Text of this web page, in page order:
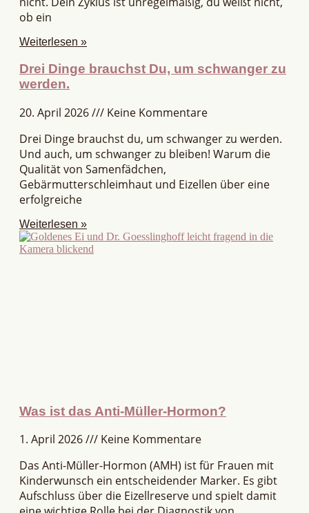
ob ein
Weiterlesen »
Drei Dinge brauchst Du, um schwanger zu
werden.
20. April 2026
Keine Kommentare
Drei Dinge brauchst du, um schwanger zu werden.
Und auch, um schwanger zu bleiben! Warum die
Qualität von Samenfädchen,
Gebärmutterschleimhaut und Eizellen über eine
erfolgreiche
Weiterlesen »
Was ist das Anti-Müller-Hormon?
1. April 2026
Keine Kommentare
Das Anti-Müller-Hormon (AMH) ist für Frauen mit
Kinderwunsch ein entscheidender Marker. Es gibt
Aufschluss über die Eizellreserve und spielt damit